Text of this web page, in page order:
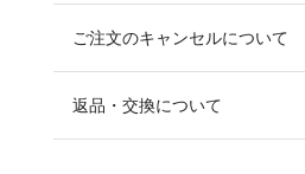
ご注文のキャンセルについて
返品・交換について